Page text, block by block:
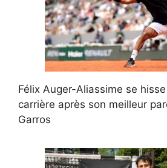
Félix Auger-Aliassime se
carrière après son meilleur
Garros